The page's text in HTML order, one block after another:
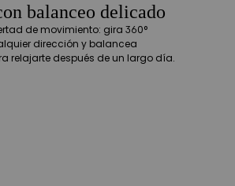
balanceo delicado
de movimiento: gira 360°
dirección y balancea
relajarte después de un largo día.